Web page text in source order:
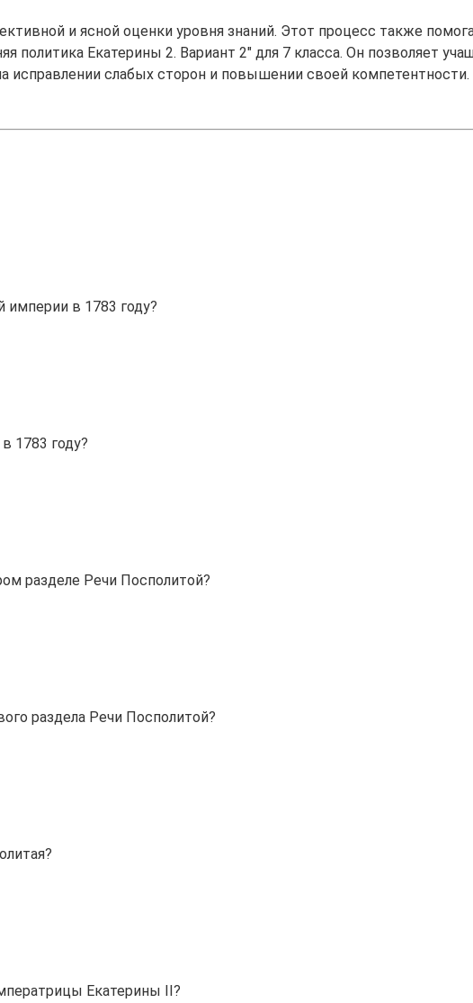
и ясной оценки уровня знаний. Этот процесс также
политика Екатерины 2. Вариант 2" для 7 класса. Он позволяет
исправлении слабых сторон и повышении своей компетентности.
империи в 1783 году?
1783 году?
разделе Речи Посполитой?
раздела Речи Посполитой?
Екатерины II?